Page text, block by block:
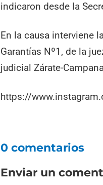
indicaron desde la
En la causa interviene
Garantías Nº1, de la
judicial Zárate-
https://
0 comentarios
Enviar un